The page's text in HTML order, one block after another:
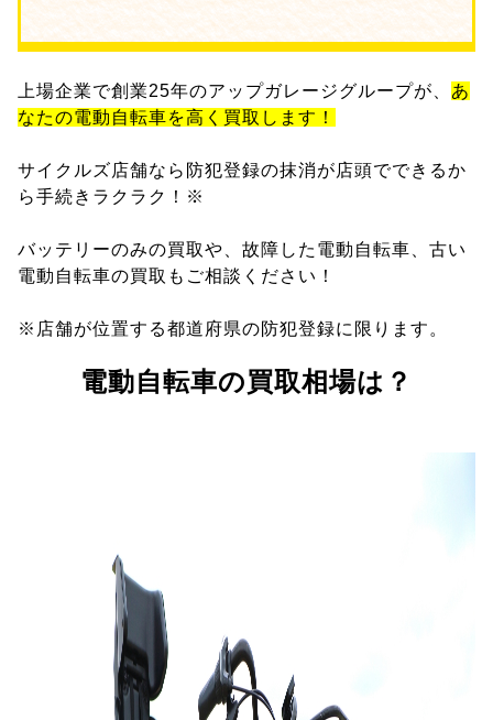
上場企業で創業25年のアップガレージグループが、 あ
なたの電動自転車を高く買取します！
サイクルズ店舗なら防犯登録の抹消が店頭でできるか
ら手続きラクラク！※
バッテリーのみの買取や、故障した電動自転車、古い
電動自転車の買取もご相談ください！
※店舗が位置する都道府県の防犯登録に限ります。
電動自転車の買取相場は？